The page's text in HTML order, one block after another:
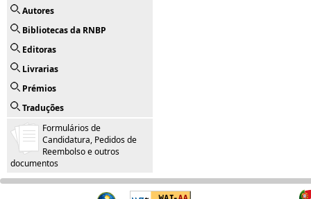
Autores
Bibliotecas da RNBP
Editoras
Livrarias
Prémios
Traduções
Formulários de
Candidatura, Pedidos de
Reembolso e outros
documentos